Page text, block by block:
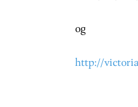
og
http://